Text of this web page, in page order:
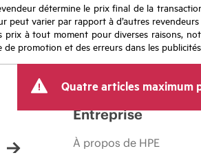
détermine le prix final de la
peut varier par rapport à d’autres
prix à tout moment pour diverses raisons,
promotion et des erreurs dans les
Quatre articles maximum
Entreprise
À propos de HPE